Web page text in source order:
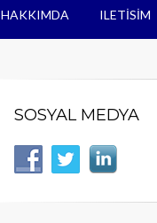
HAKKIMDA ILETISIM
SOSYAL MEDYA